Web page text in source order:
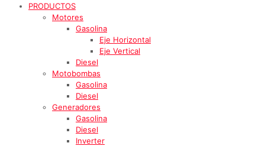
PRODUCTOS
Motores
Gasolina
Eje Horizontal
Eje Vertical
Diesel
Motobombas
Gasolina
Diesel
Generadores
Gasolina
Diesel
Inverter